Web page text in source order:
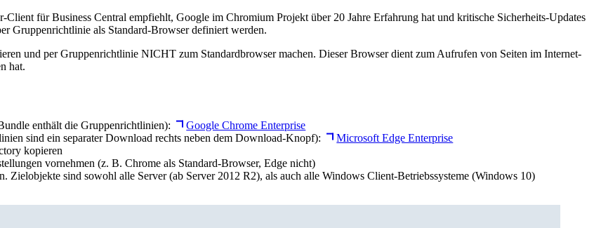
für Business Central empfiehlt, Google im Chromium Projekt über 20 Jahre Erfahrung hat und kritische Sicherheits-Updates
Gruppenrichtlinie als Standard-Browser definiert werden.
und per Gruppenrichtlinie NICHT zum Standardbrowser machen. Dieser Browser dient zum Aufrufen von Seiten im Internet-
hat.
enthält die Gruppenrichtlinien):
Google Chrome Enterprise
sind ein separater Download rechts neben dem Download-Knopf):
Microsoft Edge Enterprise
kopieren
vornehmen (z. B. Chrome als Standard-Browser, Edge nicht)
Zielobjekte sind sowohl alle Server (ab Server 2012 R2), als auch alle Windows Client-Betriebssysteme (Windows 10)